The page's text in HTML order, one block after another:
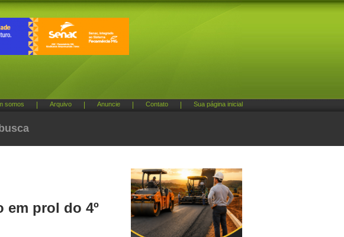
somos Arquivo Anuncie Contato Sua página inicial
busca
em prol do 4º